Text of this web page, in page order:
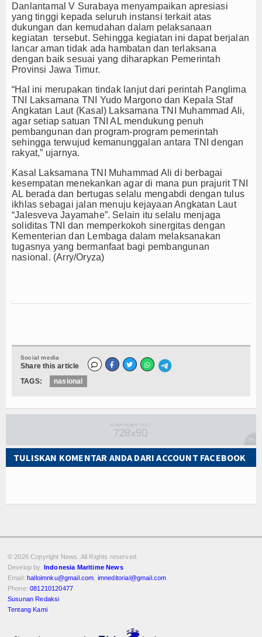
Danlantamal V Surabaya menyampaikan apresiasi
yang tinggi kepada seluruh instansi terkait atas
dukungan dan kemudahan dalam pelaksanaan
kegiatan tersebut. Sehingga kegiatan ini dapat berjalan
lancar aman tidak ada hambatan dan terlaksana
dengan baik sesuai yang diharapkan Pemerintah
Provinsi Jawa Timur.
“Hal ini merupakan tindak lanjut dari perintah Panglima
TNI Laksamana TNI Yudo Margono dan Kepala Staf
Angkatan Laut (Kasal) Laksamana TNI Muhammad Ali,
agar setiap satuan TNI AL mendukung penuh
pembangunan dan program-program pemerintah
sehingga terwujud kemanunggalan antara TNI dengan
rakyat,” ujarnya.
Kasal Laksamana TNI Muhammad Ali di berbagai
kesempatan menekankan agar di mana pun prajurit TNI
AL berada dan bertugas selalu mengabdi dengan tulus
ikhlas sebagai jalan menuju kejayaan Angkatan Laut
“Jalesveva Jayamahe”. Selain itu selalu menjaga
soliditas TNI dan memperkokoh sinergitas dengan
Kementerian dan Lembaga dalam melaksanakan
tugasnya yang bermanfaat bagi pembangunan
nasional. (Arry/Oryza)
Social media
Share this article
TAGS:
nasional
TULISKAN KOMENTAR ANDA DARI ACCOUNT FACEBOOK
© 2026 Copyright News. All Rights reserved.
Develop by. Indonesia Maritime News
Email:halloimnku@gmail.com imneditorial@gmail.com
Phone:081210120477
Susunan Redaksi
Tentang Kami